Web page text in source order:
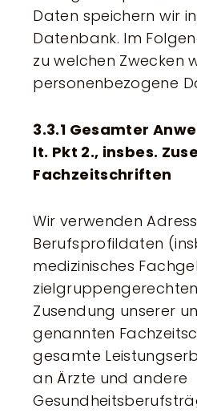
Daten speichern wir
Datenbank. Im
zu welchen Zwecken
personenbezogene
3.3.1 Gesamter
lt. Pkt 2., insbes.
Fachzeitschriften
Wir verwenden
Berufsprofildaten
medizinisches
Zusendung unserer
genannten
gesamte
an Ärzte und andere